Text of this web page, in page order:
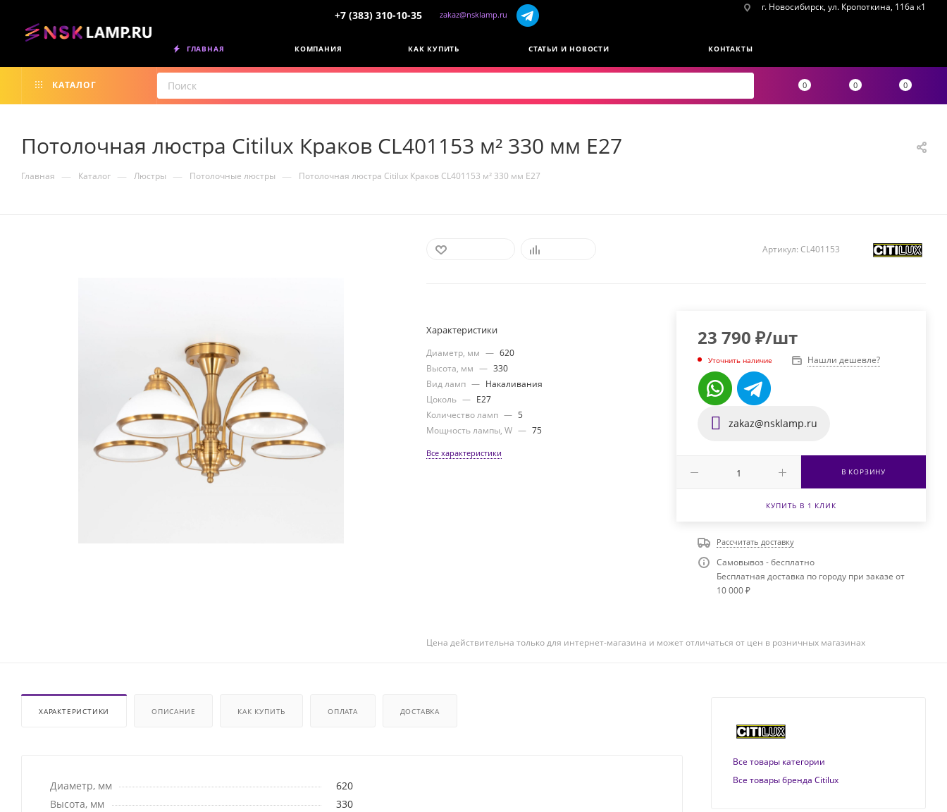
+7 (383) 310-10-35 zakaz@nsklamp.ru
г. Новосибирск, ул. Кропоткина, 116а к1
ГЛАВНАЯ КОМПАНИЯ КАК КУПИТЬ СТАТЬИ И НОВОСТИ КОНТАКТЫ
0 0 0
КАТАЛОГ
Потолочная люстра Citilux Краков CL401153 м² 330 мм E27
Главная — Каталог — Люстры — Потолочные люстры — Потолочная люстра Citilux Краков CL401153 м² 330 мм E27
Артикул: CL401153
Характеристики
Диаметр, мм — 620
Высота, мм — 330
Вид ламп — Накаливания
Цоколь — E27
Количество ламп — 5
Мощность лампы, W — 75
Все характеристики
23 790 ₽/шт
Уточнить наличие Нашли дешевле?
zakaz@nsklamp.ru
В КОРЗИНУ
КУПИТЬ В 1 КЛИК
Рассчитать доставку
Самовывоз - бесплатно
Бесплатная доставка по городу при заказе от
10 000 ₽
Цена действительна только для интернет-магазина и может отличаться от цен в розничных магазинах
ХАРАКТЕРИСТИКИ ОПИСАНИЕ КАК КУПИТЬ ОПЛАТА ДОСТАВКА
Диаметр, мм
620
Высота, мм
330
Все товары категории
Все товары бренда Citilux